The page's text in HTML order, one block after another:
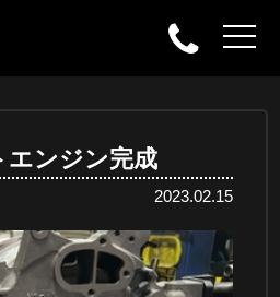
エンジン完成
2023.02.15